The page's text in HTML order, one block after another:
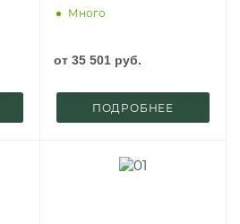
Много
от 35 501 руб.
ПОДРОБНЕЕ